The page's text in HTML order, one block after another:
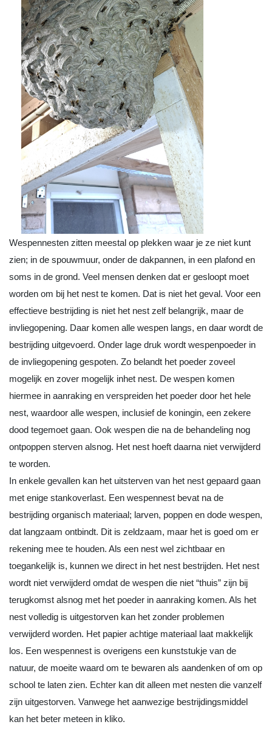
Wespennesten zitten meestal op plekken waar je ze niet kunt
zien; in de spouwmuur, onder de dakpannen, in een plafond en
soms in de grond. Veel mensen denken dat er gesloopt moet
worden om bij het nest te komen. Dat is niet het geval. Voor een
effectieve bestrijding is niet het nest zelf belangrijk, maar de
invliegopening. Daar komen alle wespen langs, en daar wordt de
bestrijding uitgevoerd. Onder lage druk wordt wespenpoeder in
de invliegopening gespoten. Zo belandt het poeder zoveel
mogelijk en zover mogelijk inhet nest. De wespen komen
hiermee in aanraking en verspreiden het poeder door het hele
nest, waardoor alle wespen, inclusief de koningin, een zekere
dood tegemoet gaan. Ook wespen die na de behandeling nog
ontpoppen sterven alsnog. Het nest hoeft daarna niet verwijderd
te worden.
In enkele gevallen kan het uitsterven van het nest gepaard gaan
met enige stankoverlast. Een wespennest bevat na de
bestrijding organisch materiaal; larven, poppen en dode wespen,
dat langzaam ontbindt. Dit is zeldzaam, maar het is goed om er
rekening mee te houden. Als een nest wel zichtbaar en
toegankelijk is, kunnen we direct in het nest bestrijden. Het nest
wordt niet verwijderd omdat de wespen die niet “thuis” zijn bij
terugkomst alsnog met het poeder in aanraking komen. Als het
nest volledig is uitgestorven kan het zonder problemen
verwijderd worden. Het papier achtige materiaal laat makkelijk
los. Een wespennest is overigens een kunststukje van de
natuur, de moeite waard om te bewaren als aandenken of om op
school te laten zien. Echter kan dit alleen met nesten die vanzelf
zijn uitgestorven. Vanwege het aanwezige bestrijdingsmiddel
kan het beter meteen in kliko.